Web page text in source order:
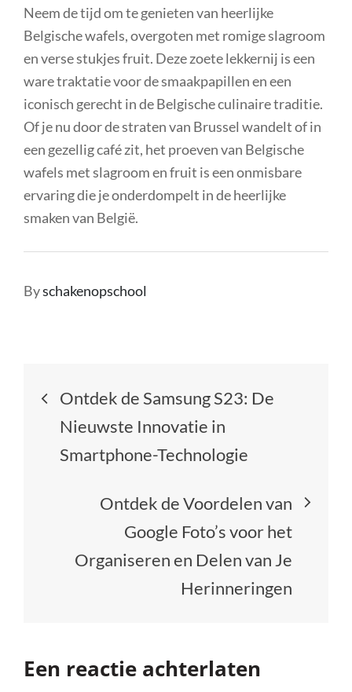
Neem de tijd om te genieten van heerlijke
Belgische wafels, overgoten met romige slagroom
en verse stukjes fruit. Deze zoete lekkernij is een
ware traktatie voor de smaakpapillen en een
iconisch gerecht in de Belgische culinaire traditie.
Of je nu door de straten van Brussel wandelt of in
een gezellig café zit, het proeven van Belgische
wafels met slagroom en fruit is een onmisbare
ervaring die je onderdompelt in de heerlijke
smaken van België.
Byschakenopschool
Berichtnavigatie
Ontdek de Samsung S23: De
Nieuwste Innovatie in
Smartphone-Technologie
Ontdek de Voordelen van
Google Foto’s voor het
Organiseren en Delen van Je
Herinneringen
Een reactie achterlaten